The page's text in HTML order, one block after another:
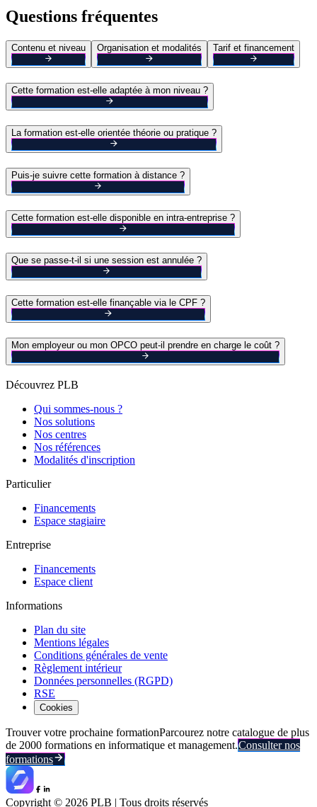
Questions fréquentes
Contenu et niveau Organisation et modalités Tarif et financement
Cette formation est-elle adaptée à mon niveau ?
La formation est-elle orientée théorie ou pratique ?
Puis-je suivre cette formation à distance ?
Cette formation est-elle disponible en intra-entreprise ?
Que se passe-t-il si une session est annulée ?
Cette formation est-elle finançable via le CPF ?
Mon employeur ou mon OPCO peut-il prendre en charge le coût ?
Découvrez PLB
Qui sommes-nous ?
Nos solutions
Nos centres
Nos références
Modalités d'inscription
Particulier
Financements
Espace stagiaire
Entreprise
Financements
Espace client
Informations
Plan du site
Mentions légales
Conditions générales de vente
Règlement intérieur
Données personnelles (RGPD)
RSE
Cookies
Trouver votre prochaine formationParcourez notre catalogue de plus
de 2000 formations en informatique et management.Consulter nos
formations
Copyright © 2026 PLB | Tous droits réservés